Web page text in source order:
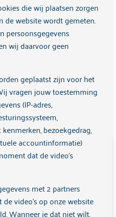
de verwerking van
uitgevoerd volgens de wet
klacht indienen bij de
.
is bedoeld om
het werk van
ons best om de inhoud
maar kunnen niet
die wij plaatsen zorgen
de website wordt gemeten.
persoonsgegevens
wij daarvoor geen
geplaatst zijn voor het
vragen jouw toestemming
(IP-adres,
bezoekgedrag,
accountinformatie)
dat de video's
met 2 partners
video's op onze website
Wanneer je dat niet wilt,